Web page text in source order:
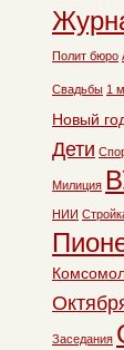
Полит бюро
Свадьбы 1
Новый
Дети
Милиция
НИИ
Заседания